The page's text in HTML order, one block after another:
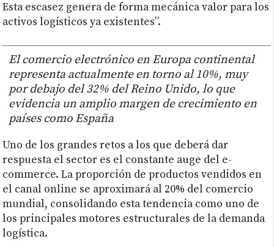
Esta escasez genera de forma mecánica valor para los
activos logísticos ya existentes”.
El comercio electrónico en Europa continental
representa actualmente en torno al 10%, muy
por debajo del 32% del Reino Unido, lo que
evidencia un amplio margen de crecimiento en
países como España
Uno de los grandes retos a los que deberá dar
respuesta el sector es el constante auge del e-
commerce. La proporción de productos vendidos en
el canal online se aproximará al 20% del comercio
mundial, consolidando esta tendencia como uno de
los principales motores estructurales de la demanda
logística.